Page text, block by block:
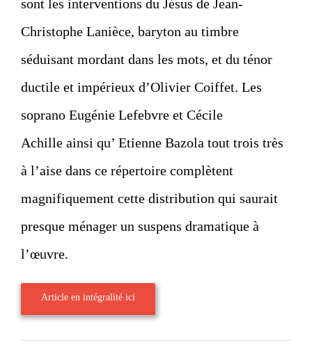
sont les interventions du Jésus de Jean-
Christophe Lanièce, baryton au timbre
séduisant mordant dans les mots, et du ténor
ductile et impérieux d’Olivier Coiffet. Les
soprano Eugénie Lefebvre et Cécile
Achilleainsi qu’ Etienne Bazola tout trois très
à l’aise dans ce répertoire complètent
magnifiquement cette distribution qui saurait
presque ménager un suspens dramatique à
l’œuvre.
Article en intégralité ici